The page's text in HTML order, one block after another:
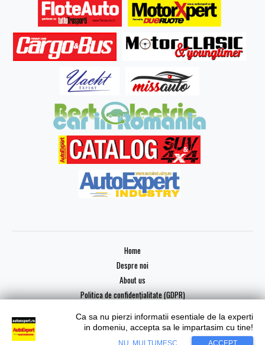
Home
Despre noi
About us
Politica de confidențialitate (GDPR)
Ca sa nu pierzi informatii esentiale de la experti
in domeniu, accepta sa le impartasim cu tine!
NU, MULTUMESC ACCEPT